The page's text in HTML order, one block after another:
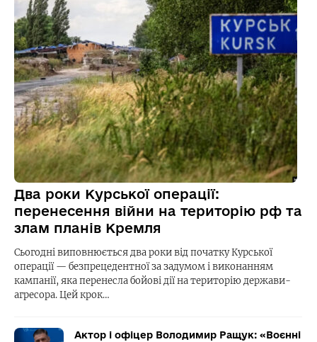
Два роки Курської операції:
перенесення війни на територію рф та
злам планів Кремля
Сьогодні виповнюється два роки від початку Курської
операції — безпрецедентної за задумом і виконанням
кампанії, яка перенесла бойові дії на територію держави-
агресора. Цей крок…
Актор і офіцер Володимир Ращук: «Воєнні